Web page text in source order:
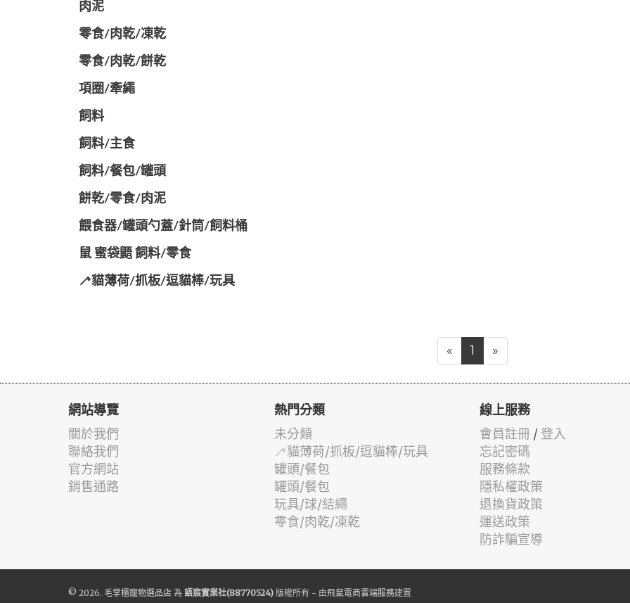
肉泥
零食/肉乾/凍乾
零食/肉乾/餅乾
項圈/牽繩
飼料
飼料/主食
飼料/餐包/罐頭
餅乾/零食/肉泥
餵食器/罐頭勺蓋/針筒/飼料桶
鼠 蜜袋鼯 飼料/零食
🦯貓薄荷/抓板/逗貓棒/玩具
« 1 »
網站導覽
關於我們
聯絡我們
官方網站
銷售通路
熱門分類
未分類
🦯貓薄荷/抓板/逗貓棒/玩具
罐頭/餐包
罐頭/餐包
玩具/球/結繩
零食/肉乾/凍乾
線上服務
會員註冊 / 登入
忘記密碼
服務條款
隱私權政策
退換貨政策
運送政策
防詐騙宣導
© 2026. 毛掌櫃寵物選品店 為 語宸實業社(88770524) 版權所有 - 由飛鼠電商雲端服務建置